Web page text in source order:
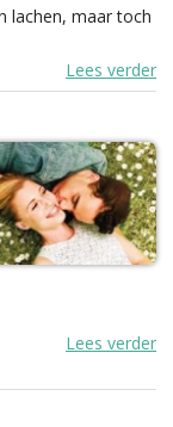
lachen, maar toch
Lees verder
Lees verder